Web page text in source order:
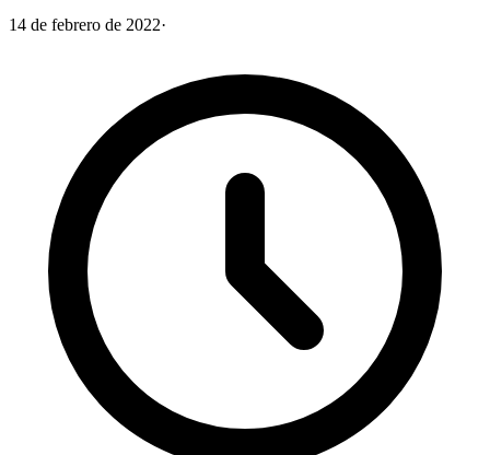
14 de febrero de 2022·